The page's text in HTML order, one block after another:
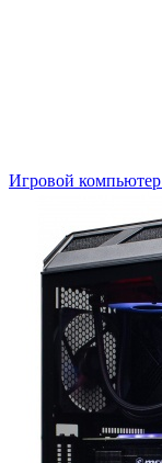
Игровой компьютер